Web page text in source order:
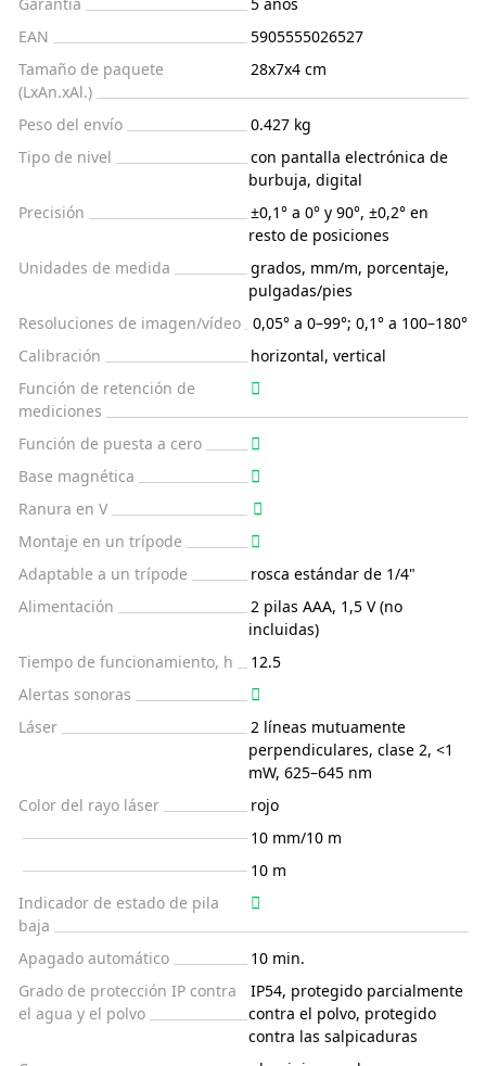
EAN
5905555026527
Tamaño de paquete
(LxAn.xAl.)
28x7x4 cm
Peso del envío
0.427 kg
Tipo de nivel
con pantalla electrónica de
burbuja, digital
Precisión
±0,1° a 0° y 90°, ±0,2° en
resto de posiciones
Unidades de medida
grados, mm/m, porcentaje,
pulgadas/pies
Resoluciones de imagen/vídeo 0,05° a 0–99°; 0,1° a 100–180°
Calibración
horizontal, vertical
Función de retención de
mediciones
Función de puesta a cero
Base magnética
Ranura en V
Montaje en un trípode
Adaptable a un trípode
rosca estándar de 1/4"
Alimentación
2 pilas AAA, 1,5 V (no
incluidas)
Tiempo de funcionamiento, h
12.5
Alertas sonoras
Láser
2 líneas mutuamente
perpendiculares, clase 2, <1
mW, 625–645 nm
Color del rayo láser
rojo
10 mm/10 m
10 m
Indicador de estado de pila
baja
Apagado automático
10 min.
Grado de protección IP contra
el agua y el polvo
IP54, protegido parcialmente
contra el polvo, protegido
contra las salpicaduras